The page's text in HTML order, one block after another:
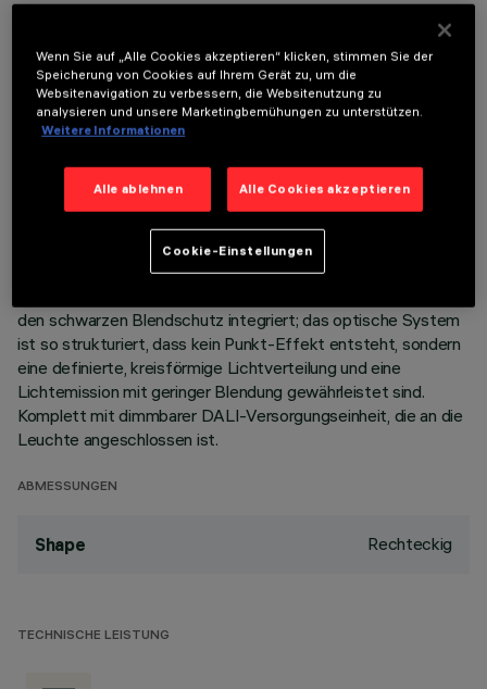
TECHNISCHE DATEN
LETZTES UPDATE: 05.08.2026
BESCHREIBUNG
profiliertem Stahlblech mit Anschlag-Außenrand. Der lineare
Korpus aus Aluminiumdruckguss mit 5 Zellen sieht die
Möglichkeit vor, die Lichtemission mit einer Schwenkung von
+/- 20° auszurichten. Hochauflösungsoptiken aus
den schwarzen Blendschutz integriert; das optische System
ist so strukturiert, dass kein Punkt-Effekt entsteht, sondern
eine definierte, kreisförmige Lichtverteilung und eine
Lichtemission mit geringer Blendung gewährleistet sind.
Komplett mit dimmbarer DALI-Versorgungseinheit, die an die
Leuchte angeschlossen ist.
ABMESSUNGEN
Shape Rechteckig
TECHNISCHE LEISTUNG
Wenn Sie auf „Alle Cookies akzeptieren“ klicken, stimmen Sie der
Speicherung von Cookies auf Ihrem Gerät zu, um die
Websitenavigation zu verbessern, die Websitenutzung zu
analysieren und unsere Marketingbemühungen zu unterstützen.
Weitere Informationen
Alle ablehnen Alle Cookies akzeptieren
Cookie-Einstellungen